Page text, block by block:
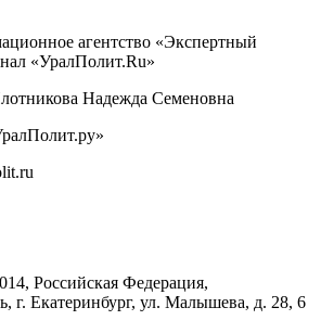
агентство «Экспертный
«УралПолит.Ru»
Надежда Семеновна
, Российская Федерация,
г. Екатеринбург, ул. Малышева, д. 28, 6